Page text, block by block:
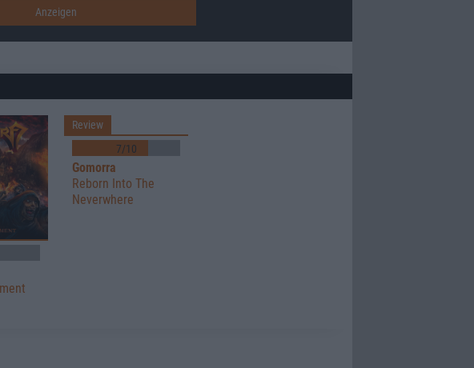
7/10
Review
Gomorra
Reborn Into The
Neverwhere